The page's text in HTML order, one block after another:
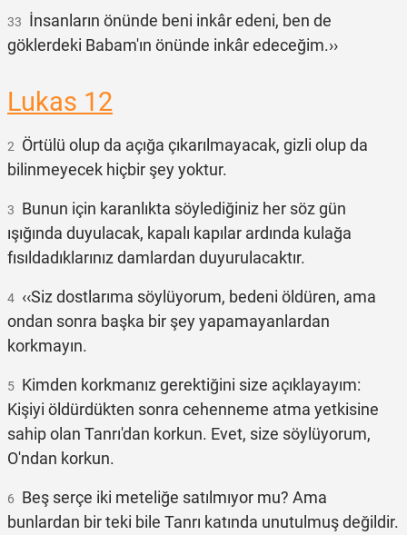
33 İnsanların önünde beni inkâr edeni, ben de
göklerdeki Babam'ın önünde inkâr edeceğim.››
Lukas 12
2 Örtülü olup da açığa çıkarılmayacak, gizli olup da
bilinmeyecek hiçbir şey yoktur.
3 Bunun için karanlıkta söylediğiniz her söz gün
ışığında duyulacak, kapalı kapılar ardında kulağa
fısıldadıklarınız damlardan duyurulacaktır.
4 ‹‹Siz dostlarıma söylüyorum, bedeni öldüren, ama
ondan sonra başka bir şey yapamayanlardan
korkmayın.
5 Kimden korkmanız gerektiğini size açıklayayım:
Kişiyi öldürdükten sonra cehenneme atma yetkisine
sahip olan Tanrı'dan korkun. Evet, size söylüyorum,
O'ndan korkun.
6 Beş serçe iki meteliğe satılmıyor mu? Ama
bunlardan bir teki bile Tanrı katında unutulmuş değildir.